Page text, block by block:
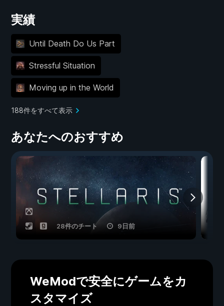
実績
Until Death Do Us Part
Stressful Situation
Moving up in the World
188件をすべて表示
あなたへのおすすめ
28件のチート 9日前
WeModで安全にゲームをカ
スタマイズ